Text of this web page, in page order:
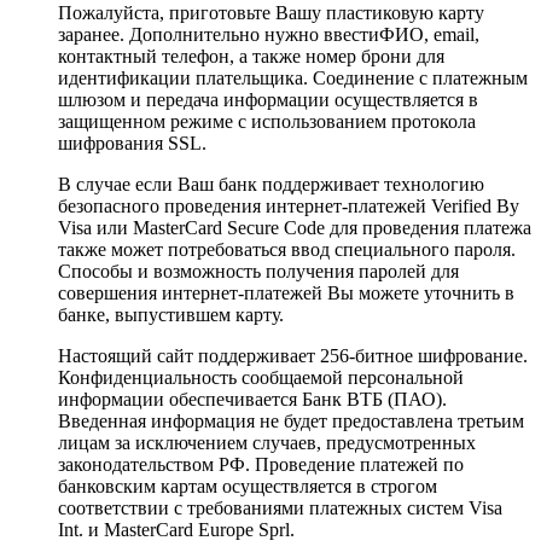
Пожалуйста, приготовьте Вашу пластиковую карту
заранее. Дополнительно нужно ввестиФИО, email,
контактный телефон, а также номер брони для
идентификации плательщика. Соединение с платежным
шлюзом и передача информации осуществляется в
защищенном режиме с использованием протокола
шифрования SSL.
В случае если Ваш банк поддерживает технологию
безопасного проведения интернет-платежей Verified By
Visa или MasterCard Secure Code для проведения платежа
также может потребоваться ввод специального пароля.
Способы и возможность получения паролей для
совершения интернет-платежей Вы можете уточнить в
банке, выпустившем карту.
Настоящий сайт поддерживает 256-битное шифрование.
Конфиденциальность сообщаемой персональной
информации обеспечивается Банк ВТБ (ПАО).
Введенная информация не будет предоставлена третьим
лицам за исключением случаев, предусмотренных
законодательством РФ. Проведение платежей по
банковским картам осуществляется в строгом
соответствии с требованиями платежных систем Visa
Int. и MasterCard Europe Sprl.